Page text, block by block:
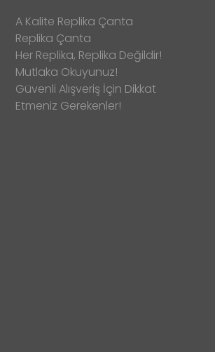
A Kalite Replika Çanta
Replika Çanta
Her Replika, Replika Değildir!
Mutlaka Okuyunuz!
Güvenli Alışveriş İçin Dikkat
Etmeniz Gerekenler!